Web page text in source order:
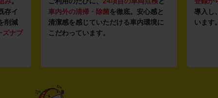
存イ
削減
ズナブ
車内外の清掃・除菌を徹底。安心感と
清潔感を感じていただける車内環境に
こだわっています。
導入し
います